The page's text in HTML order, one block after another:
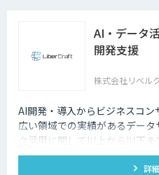
AI・データ
開発支援
株式会社リベル
AI開発・導入からビジネスコ
広い領域での実績があるデー
タ活用に関して川上から川下
たします。
詳